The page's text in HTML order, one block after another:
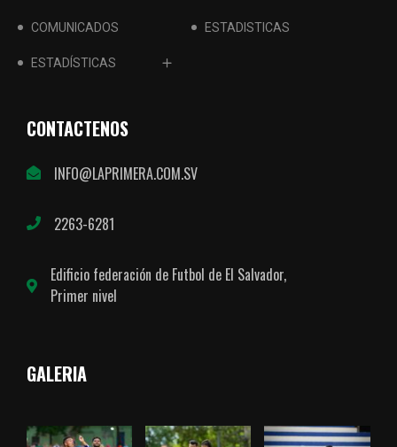
COMUNICADOS ESTADISTICAS
ESTADÍSTICAS
CONTACTENOS
INFO@LAPRIMERA.COM.SV
2263-6281
Edificio federación de Futbol de El Salvador,
Primer nivel
GALERIA